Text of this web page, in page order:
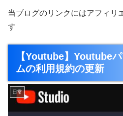
当ブログのリンクにはアフィリ
す
【Youtube】Youtube
ムの利用規約の更新
日常